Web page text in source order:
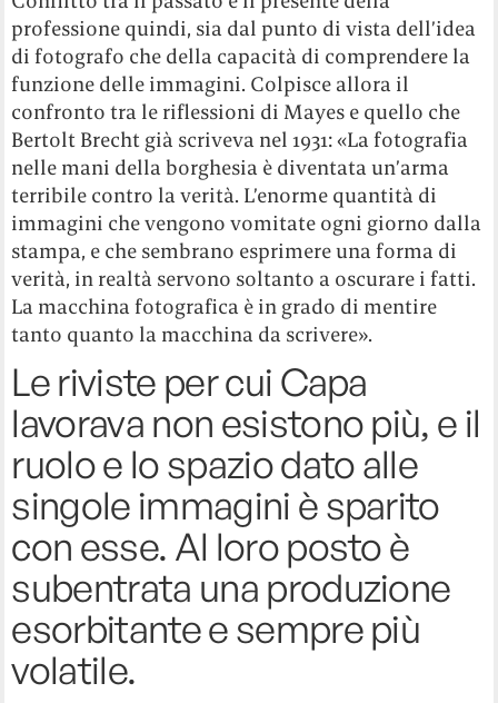
professione quindi, sia dal punto di vista dell’idea
di fotografo che della capacità di comprendere la
funzione delle immagini. Colpisce allora il
confronto tra le riflessioni di Mayes e quello che
Bertolt Brecht già scriveva nel 1931: «La fotografia
nelle mani della borghesia è diventata un’arma
terribile contro la verità. L’enorme quantità di
immagini che vengono vomitate ogni giorno dalla
stampa, e che sembrano esprimere una forma di
verità, in realtà servono soltanto a oscurare i fatti.
La macchina fotografica è in grado di mentire
tanto quanto la macchina da scrivere».
Le riviste per cui Capa
lavorava non esistono più, e il
ruolo e lo spazio dato alle
singole immagini è sparito
con esse. Al loro posto è
subentrata una produzione
esorbitante e sempre più
volatile.